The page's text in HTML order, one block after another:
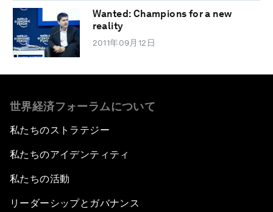
Wanted: Champions for a new
reality
2011年09月12日
世界経済フォーラムについて
私たちのストラテジー
私たちのアイデンティティ
私たちの活動
リーダーシップとガバナンス